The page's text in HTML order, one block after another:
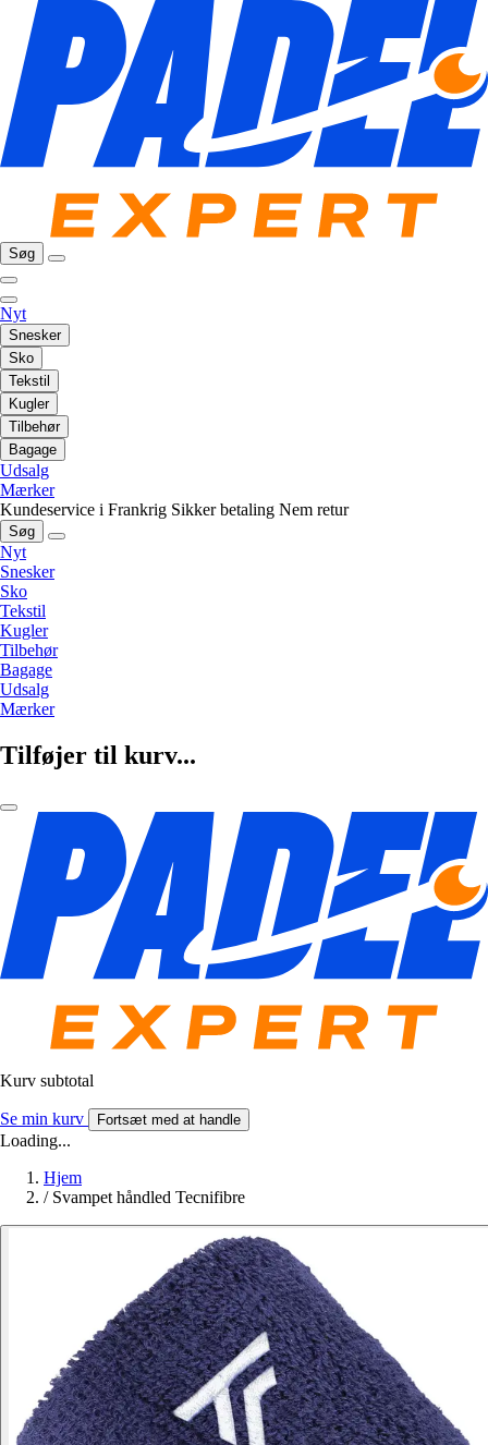
Søg
Nyt
Snesker
Sko
Tekstil
Kugler
Tilbehør
Bagage
Udsalg
Mærker
Kundeservice i Frankrig Sikker betaling Nem retur
Søg
Nyt
Snesker
Sko
Tekstil
Kugler
Tilbehør
Bagage
Udsalg
Mærker
Tilføjer til kurv...
Kurv subtotal
Se min kurv Fortsæt med at handle
Loading...
Hjem
/ Svampet håndled Tecnifibre